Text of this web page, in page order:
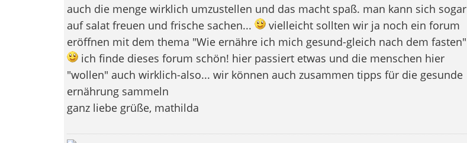
auch die menge wirklich umzustellen und das macht spaß. man kann sich sogar
auf salat freuen und frische sachen...
vielleicht sollten wir ja noch ein forum
eröffnen mit dem thema "Wie ernähre ich mich gesund-gleich nach dem fasten"
ich finde dieses forum schön! hier passiert etwas und die menschen hier
"wollen" auch wirklich-also... wir können auch zusammen tipps für die gesunde
ernährung sammeln
ganz liebe grüße, mathilda